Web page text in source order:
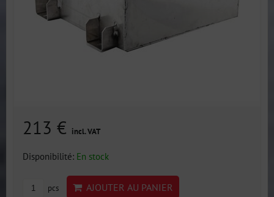
213 € incl. VAT
Disponibilité: En stock
pcs AJOUTER AU PANIER